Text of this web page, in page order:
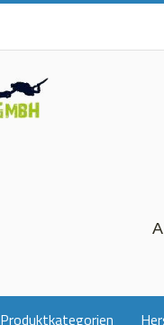
Produktkategorien